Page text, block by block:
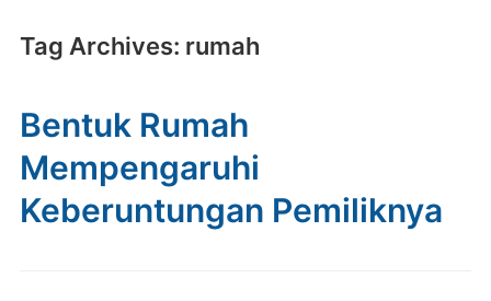
Tag Archives: rumah
Bentuk Rumah
Mempengaruhi
Keberuntungan Pemiliknya